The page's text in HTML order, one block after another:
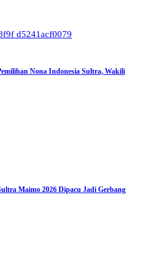
Nona Indonesia Sultra, Wakili
Maimo 2026 Dipacu Jadi Gerbang